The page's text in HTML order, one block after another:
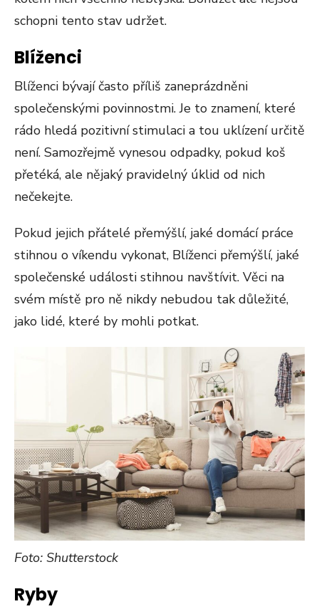
schopni tento stav udržet.
Blíženci
Blíženci bývají často příliš zaneprázdněni
společenskými povinnostmi. Je to znamení, které
rádo hledá pozitivní stimulaci a tou uklízení určitě
není. Samozřejmě vynesou odpadky, pokud koš
přetéká, ale nějaký pravidelný úklid od nich
nečekejte.
Pokud jejich přátelé přemýšlí, jaké domácí práce
stihnou o víkendu vykonat, Blíženci přemýšlí, jaké
společenské události stihnou navštívit. Věci na
svém místě pro ně nikdy nebudou tak důležité,
jako lidé, které by mohli potkat.
Foto: Shutterstock
Ryby